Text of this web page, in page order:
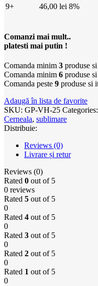
9+
46,00 lei 8%
Comanzi mai mult..
platesti mai putin !
Comanda minim 3 produse
Comanda minim 6 produse
Comanda peste 9 produse si
Adaugă în lista de favorite
SKU: GP-VH-25 Categories:
Cerneala, sublimare
Distribuie:
Reviews (0)
Livrare și retur
Reviews (0)
Rated 0 out of 5
0 reviews
Rated 5 out of 5
0
Rated 4 out of 5
0
Rated 3 out of 5
0
Rated 2 out of 5
0
Rated 1 out of 5
0